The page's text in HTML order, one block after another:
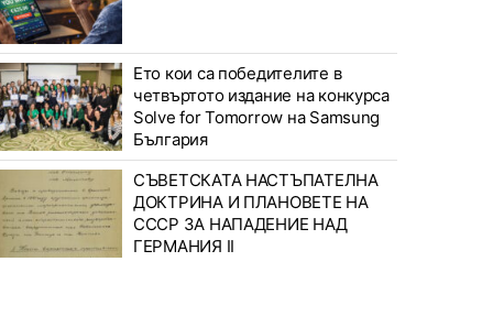
Ето кои са победителите в
четвъртото издание на конкурса
Solve for Tomorrow на Samsung
България
СЪВЕТСКАТА НАСТЪПАТЕЛНА
ДОКТРИНА И ПЛАНОВЕТЕ НА
СССР ЗА НАПАДЕНИЕ НАД
ГЕРМАНИЯ II